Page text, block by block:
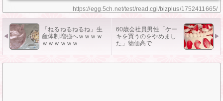
https://egg.5ch.net/test/read.cgi/bizplus/1752411665/
「ねるねるねるね」生
産体制増強へｗｗｗｗ
ｗｗｗｗｗｗ
60歳会社員男性「ケー
キを買うのをやめまし
た」物価高で